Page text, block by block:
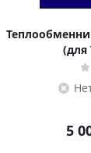
(для
5